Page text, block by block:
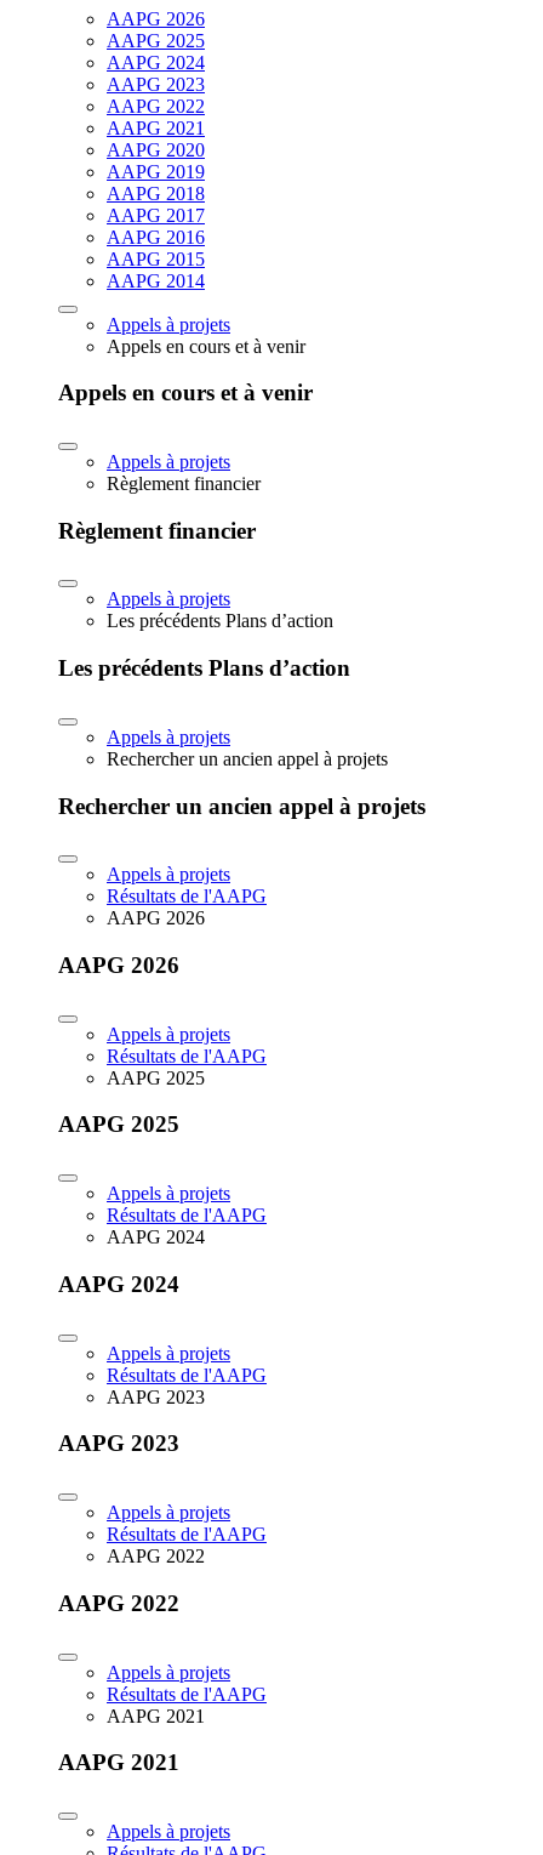
AAPG 2026
AAPG 2025
AAPG 2024
AAPG 2023
AAPG 2022
AAPG 2021
AAPG 2020
AAPG 2019
AAPG 2018
AAPG 2017
AAPG 2016
AAPG 2015
AAPG 2014
Appels à projets
Appels en cours et à venir
Appels en cours et à venir
Appels à projets
Règlement financier
Règlement financier
Appels à projets
Les précédents Plans d’action
Les précédents Plans d’action
Appels à projets
Rechercher un ancien appel à projets
Rechercher un ancien appel à projets
Appels à projets
Résultats de l'AAPG
AAPG 2026
AAPG 2026
Appels à projets
Résultats de l'AAPG
AAPG 2025
AAPG 2025
Appels à projets
Résultats de l'AAPG
AAPG 2024
AAPG 2024
Appels à projets
Résultats de l'AAPG
AAPG 2023
AAPG 2023
Appels à projets
Résultats de l'AAPG
AAPG 2022
AAPG 2022
Appels à projets
Résultats de l'AAPG
AAPG 2021
AAPG 2021
Appels à projets